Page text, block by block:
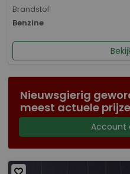
Brandstof
Benzine
Nieuwsgierig
meest actuele
Account